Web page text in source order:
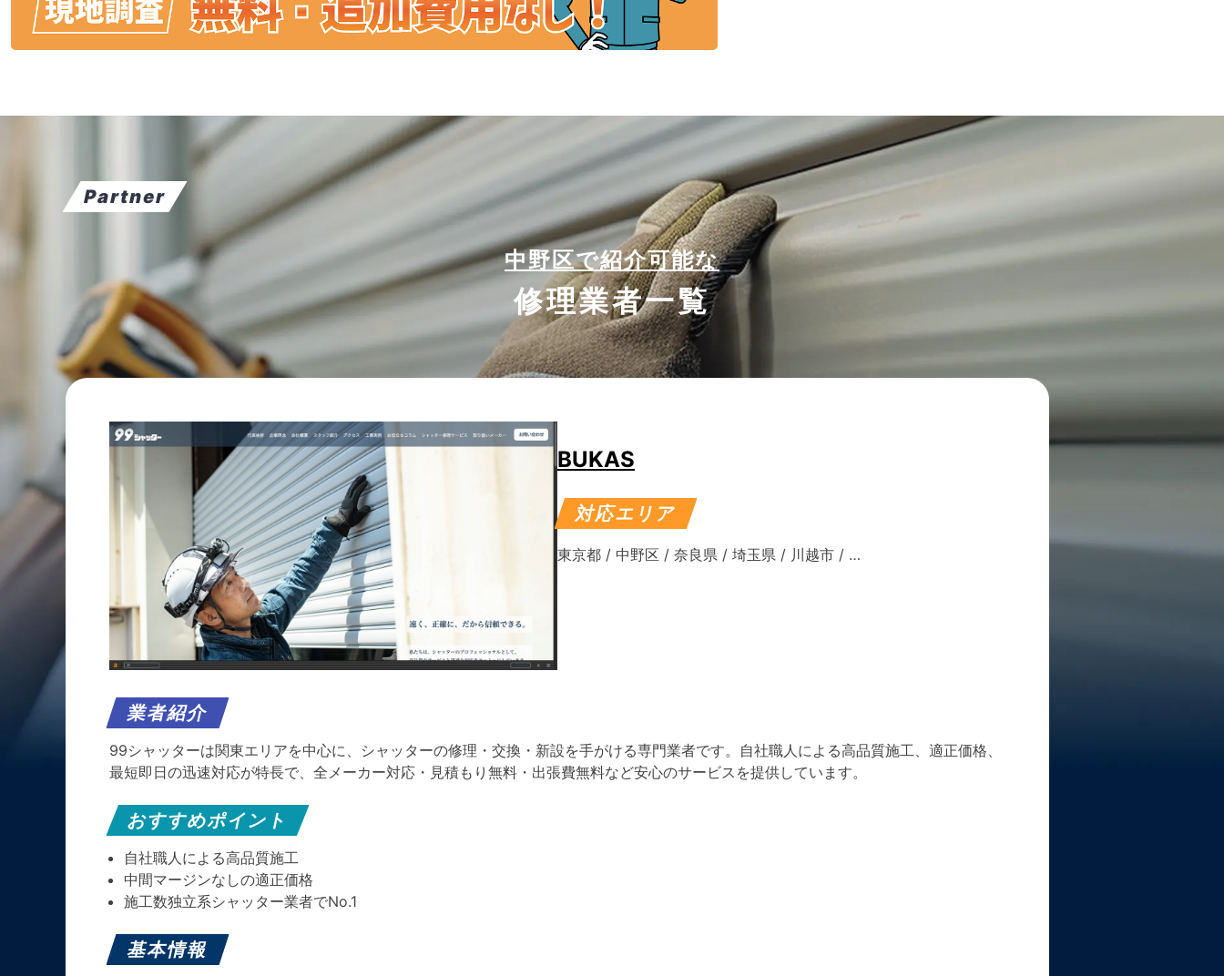
Partner
中野区で紹介可能な
修理業者一覧
BUKAS
対応エリア
東京都 / 中野区 / 奈良県 / 埼玉県 / 川越市 / …
業者紹介
99シャッターは関東エリアを中心に、シャッターの修理・交換・新設を手がける専門業者です。自社職人による高品質施工、適正価格、
最短即日の迅速対応が特長で、全メーカー対応・見積もり無料・出張費無料など安心のサービスを提供しています。
おすすめポイント
自社職人による高品質施工
中間マージンなしの適正価格
施工数独立系シャッター業者でNo.1
基本情報